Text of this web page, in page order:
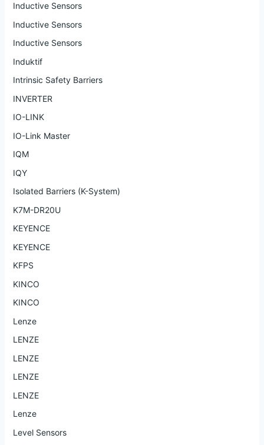
Inductive Sensors
Inductive Sensors
Inductive Sensors
Induktif
Intrinsic Safety Barriers
INVERTER
IO-LINK
IO-Link Master
IQM
IQY
Isolated Barriers (K-System)
K7M-DR20U
KEYENCE
KEYENCE
KFPS
KINCO
KINCO
Lenze
LENZE
LENZE
LENZE
LENZE
Lenze
Level Sensors